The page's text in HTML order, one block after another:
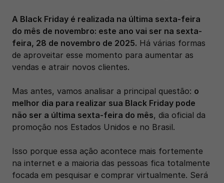
A Black Friday é realizada na última sexta-feira
do mês de novembro: este ano vai ser na sexta-
feira, 28 de novembro de 2025. Há várias formas
de aproveitar esse momento para aumentar as
vendas e atrair novos clientes.
Mas antes, vamos analisar a principal questão: o
melhor dia para realizar sua Black Friday pode
não ser a última sexta-feira do mês, dia oficial da
promoção nos Estados Unidos e no Brasil.
Isso porque essa ação acontece mais fortemente
na internet e a maioria das pessoas fica totalmente
focada em pesquisar e comprar virtualmente. Será